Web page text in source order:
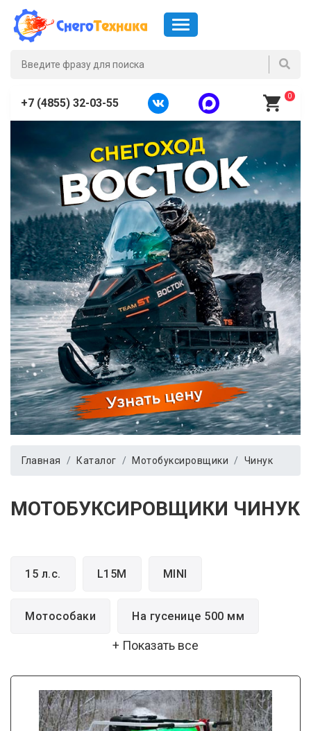
+7 (4855) 32-03-55
0
Главная Каталог Мотобуксировщики Чинук
МОТОБУКСИРОВЩИКИ ЧИНУК
15 л.с. L15M MINI
Мотособаки На гусенице 500 мм
С задним приводом
+ Показать все